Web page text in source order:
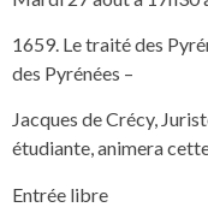
1659. Le traité des
des Pyrénées –
Jacques de Crécy,
étudiante, animera
Entrée libre